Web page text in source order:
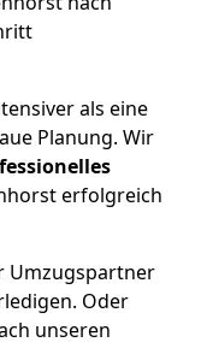
als eine
Planung. Wir
erfolgreich
Umzugspartner
Oder
unseren